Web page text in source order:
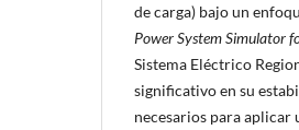
de carga) bajo un
Power System Simulator
Sistema Eléctrico
significativo en su
necesarios para aplicar